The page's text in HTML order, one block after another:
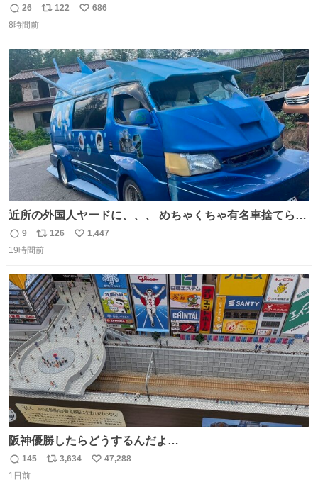
母の郷… 山梨へ遊びに行くのが楽しみでした 母の実家へ 1
ヶ月近く泊まって … … 今の私は 医療従事者 お盆休み？ﾅﾆ
景 淡い記憶 そんな思い出の風景… ありますか？
返
信
26
リ
ト
数
122
い
数
686
8時間前
近所の外国人ヤードに、、、 めちゃくちゃ有名車捨てられ
てました😭 外装ぼろぼろだし、、 中も何にも残ってない
し、、 可哀想に😢😢 今まで数十年お疲れ様でした、、 #バ
返
信
9
リ
ポ
ト
数
126
い
数
1,447
19時間前
阪神優勝したらどうするんだよ…
返
信
145
リ
3,634
い
47,288
1日前